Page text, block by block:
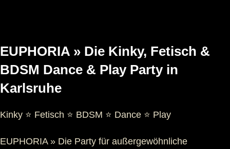
EUPHORIA » Die Kinky, Fetisch &
BDSM Dance & Play Party in
Karlsruhe
Kinky ⭐ Fetisch ⭐ BDSM ⭐ Dance ⭐ Play
EUPHORIA » Die Party für außergewöhnliche